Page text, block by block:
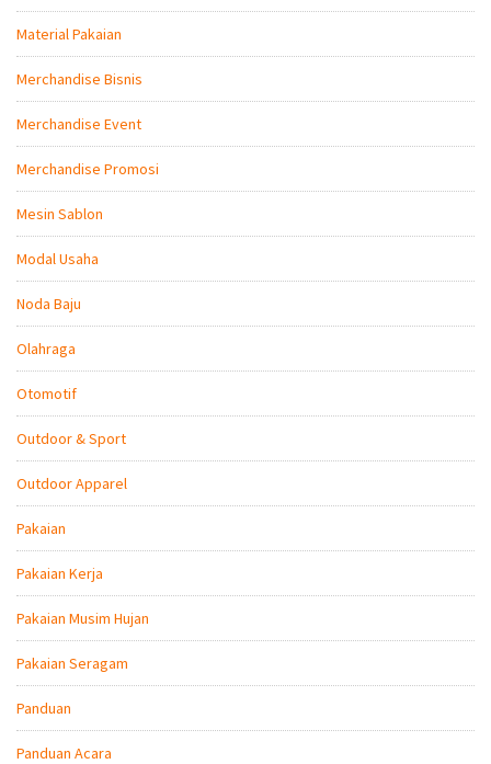
Material Pakaian
Merchandise Bisnis
Merchandise Event
Merchandise Promosi
Mesin Sablon
Modal Usaha
Noda Baju
Olahraga
Otomotif
Outdoor & Sport
Outdoor Apparel
Pakaian
Pakaian Kerja
Pakaian Musim Hujan
Pakaian Seragam
Panduan
Panduan Acara